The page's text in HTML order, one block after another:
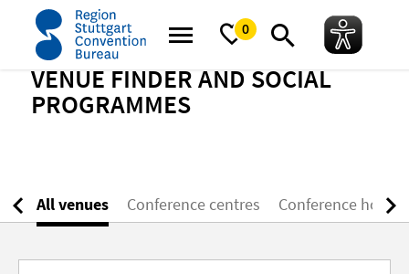
0
home Meeting Guide
VENUE FINDER AND SOCIAL
PROGRAMMES
All venues Conference centres Conference hotels